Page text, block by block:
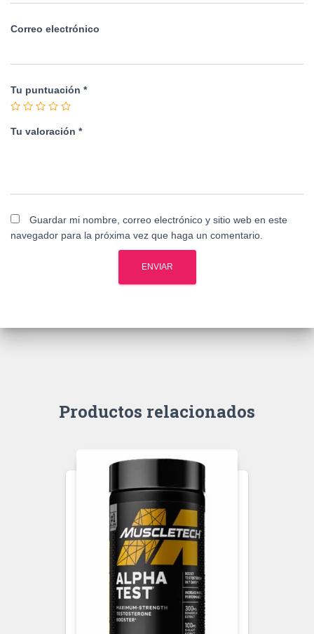
Correo electrónico
Tu puntuación *
Tu valoración *
Guardar mi nombre, correo electrónico y sitio web en este
navegador para la próxima vez que haga un comentario.
Productos relacionados